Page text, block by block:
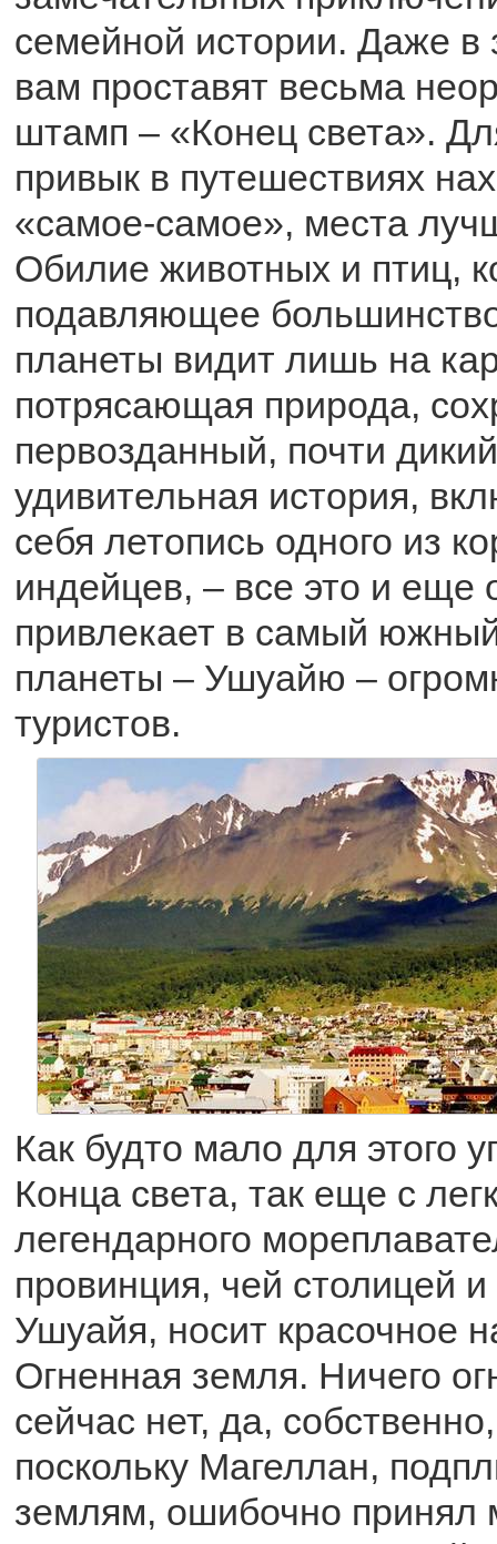
семейной истории. Даже в
вам проставят весьма
штамп – «Конец света».
привык в путешествиях
«самое-самое», места
Обилие животных и птиц,
подавляющее
планеты видит лишь на
потрясающая природа,
первозданный, почти
удивительная история,
себя летопись одного из
индейцев, – все это и еще
привлекает в самый
планеты – Ушуайю –
туристов.
Как будто мало для этого
Конца света, так еще с
легендарного
провинция, чей столицей и
Ушуайя, носит красочное
Огненная земля. Ничего
сейчас нет, да,
поскольку Магеллан,
землям, ошибочно принял